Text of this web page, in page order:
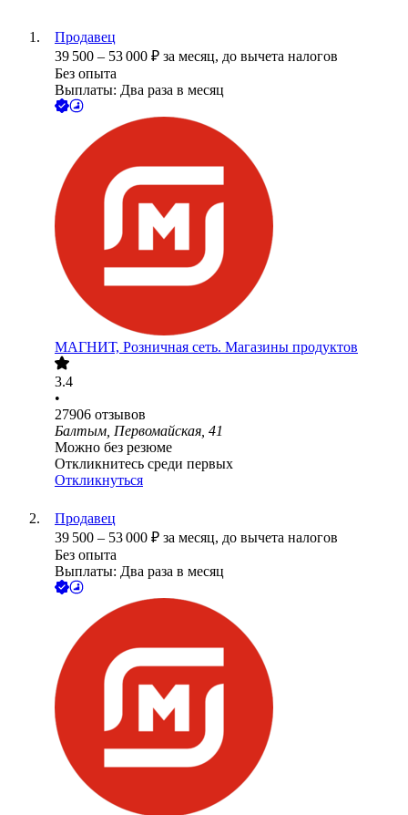
Продавец
39 500 – 53 000 ₽ за месяц, до вычета налогов
Без опыта
Выплаты: Два раза в месяц
МАГНИТ, Розничная сеть. Магазины продуктов
3.4
•
27906 отзывов
Балтым, Первомайская, 41
Можно без резюме
Откликнитесь среди первых
Откликнуться
Продавец
39 500 – 53 000 ₽ за месяц, до вычета налогов
Без опыта
Выплаты: Два раза в месяц